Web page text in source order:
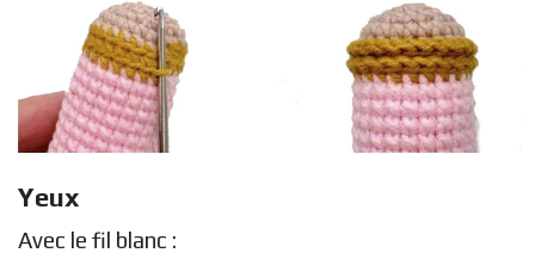
Yeux
Avec le fil blanc :